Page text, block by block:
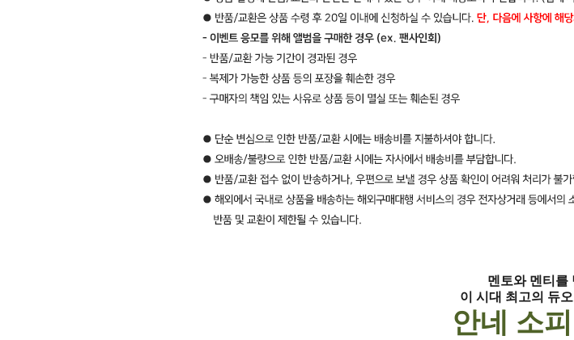
멘토와 멘티를
이 시대 최고의 듀
안네 소